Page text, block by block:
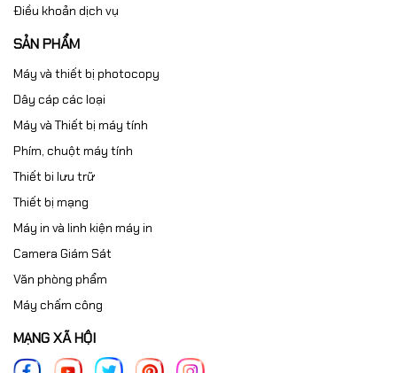
Điều khoản dịch vụ
SẢN PHẨM
Máy và thiết bị photocopy
Dây cáp các loại
Máy và Thiết bị máy tính
Phím, chuột máy tính
Thiết bi lưu trữ
Thiết bị mạng
Máy in và linh kiện máy in
Camera Giám Sát
Văn phòng phẩm
Máy chấm công
MẠNG XÃ HỘI